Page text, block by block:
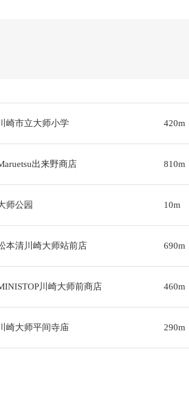
崎市立大师小学 420m
出来野商店 810m
师公园 10m
本清川崎大师站前店 690m
川崎大师前商店 460m
崎大师平间寺庙 290m